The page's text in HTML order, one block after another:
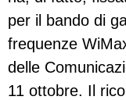
per il bando di
frequenze
delle
11 ottobre. Il